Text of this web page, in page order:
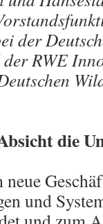
der
der RWE
die
und